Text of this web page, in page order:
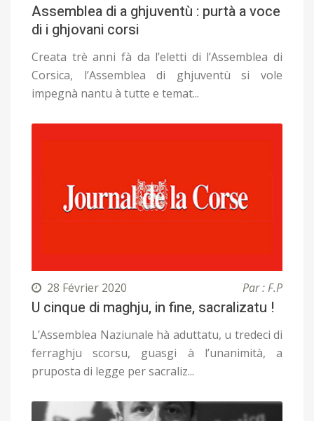
Assemblea di a ghjuventù : purtà a voce
di i ghjovani corsi
Creata trè anni fà da l’eletti di l’Assemblea di
Corsica, l’Assemblea di ghjuventù si vole
impegnà nantu à tutte e temat...
28 Février 2020 Par : F.P
U cinque di maghju, in fine, sacralizatu !
L’Assemblea Naziunale hà aduttatu, u tredeci di
ferraghju scorsu, guasgi à l’unanimità, a
pruposta di legge per sacraliz...